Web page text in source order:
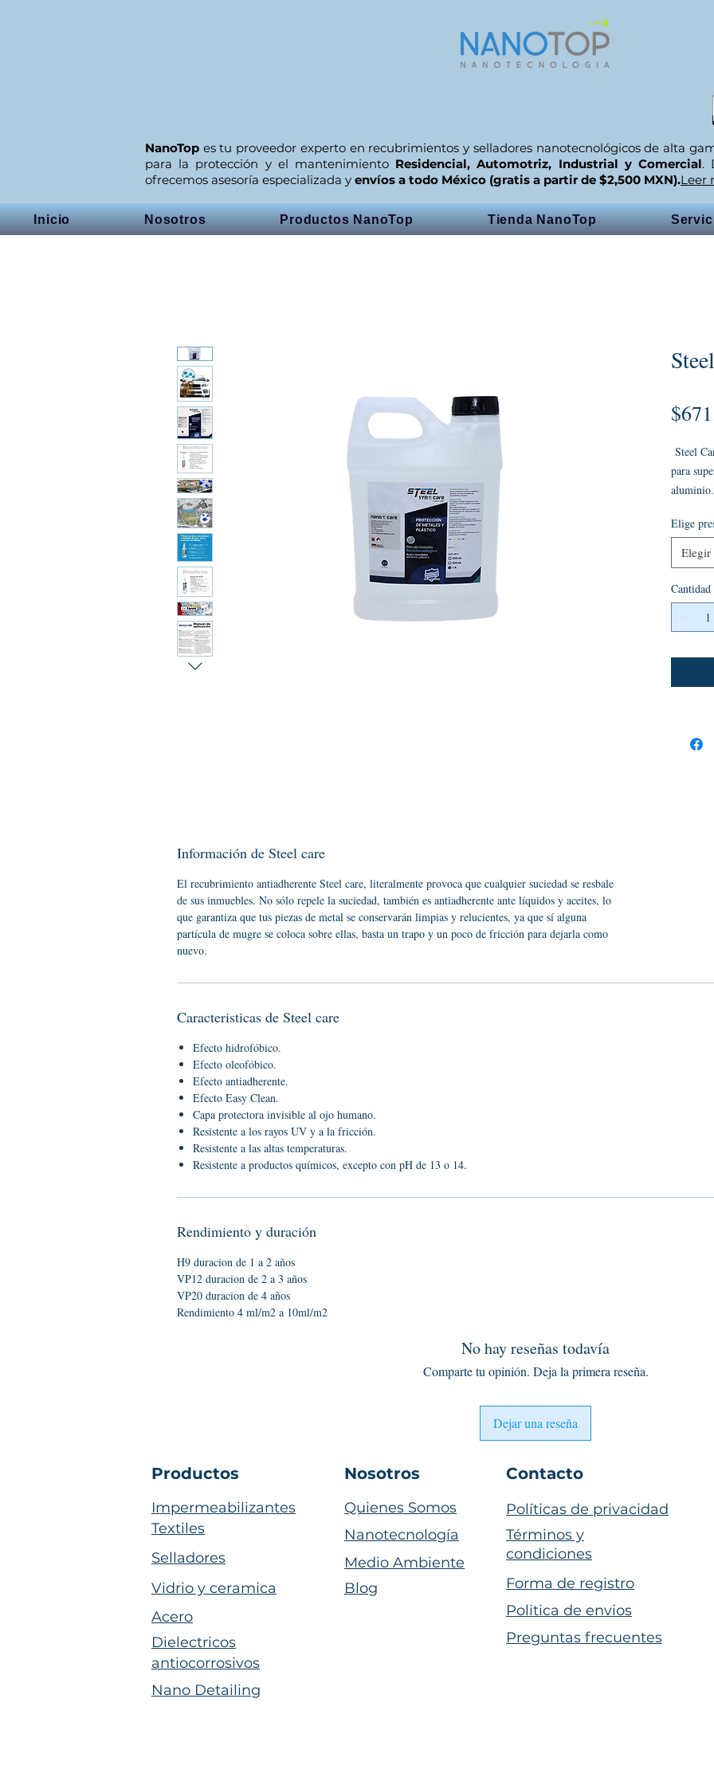
NanoTop es tu proveedor experto en recubrimientos y selladores nanotecnológicos de alta
para la protección y el mantenimiento Residencial, Automotriz, Industrial y Comercial.
ofrecemos asesoría especializada y envíos a todo México (gratis a partir de $2,500 MXN).Leer
Inicio Nosotros Productos NanoTop Tienda NanoTop
Steel
para
aluminio.
para
aquí.
Elige
Elegir
Cantidad
Información de Steel care
El recubrimiento antiadherente Steel care, literalmente provoca que cualquier suciedad se resbale
de sus inmuebles. No sólo repele la suciedad, también es antiadherente ante líquidos y aceites, lo
que garantiza que tus piezas de metal se conservarán limpias y relucientes, ya que sí alguna
partícula de mugre se coloca sobre ellas, basta un trapo y un poco de fricción para dejarla como
nuevo.
Caracteristicas de Steel care
Efecto hidrofóbico.
Efecto oleofóbico.
Efecto antiadherente.
Efecto Easy Clean.
Capa protectora invisible al ojo humano.
Resistente a los rayos UV y a la fricción.
Resistente a las altas temperaturas.
Resistente a productos químicos, excepto con pH de 13 o 14.
Rendimiento y duración
H9 duracion de 1 a 2 años
VP12 duracion de 2 a 3 años
VP20 duracion de 4 años
Rendimiento 4 ml/m2 a 10ml/m2
No hay reseñas todavía
Comparte tu opinión. Deja la primera reseña.
Dejar una reseña
Productos Contacto
Impermeabilizantes
Textiles
Vidrio y ceramica
Selladores
Acero
Quienes Somos
Nanotecnología
Medio Ambiente
Dielectricos
antiocorrosivos
Términos y
condiciones
Políticas de privacidad
Nano Detailing
Nosotros
Blog Forma de registro
Preguntas frecuentes
Politica de envios